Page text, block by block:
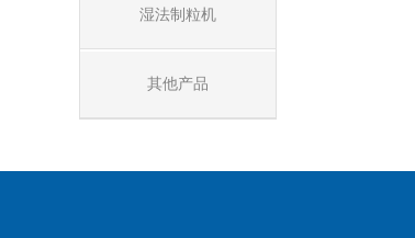
湿法制粒机
其他产品